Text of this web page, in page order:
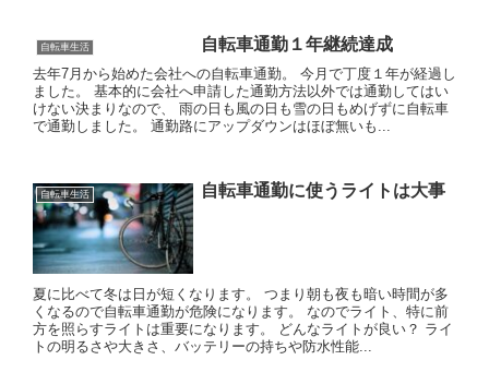
自転車生活 自転車通勤１年継続達成
去年7月から始めた会社への自転車通勤。 今月で丁度１年が経過し
ました。 基本的に会社へ申請した通勤方法以外では通勤してはい
けない決まりなので、 雨の日も風の日も雪の日もめげずに自転車
で通勤しました。 通勤路にアップダウンはほぼ無いも...
自転車生活 自転車通勤に使うライトは大事
夏に比べて冬は日が短くなります。 つまり朝も夜も暗い時間が多
くなるので自転車通勤が危険になります。 なのでライト、特に前
方を照らすライトは重要になります。 どんなライトが良い？ ライ
トの明るさや大きさ、バッテリーの持ちや防水性能...